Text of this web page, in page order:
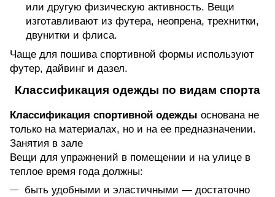
или другую физическую активность. Вещи
изготавливают из футера, неопрена, трехнитки,
двунитки и флиса.
Чаще для пошива спортивной формы используют
футер, дайвинг и дазел.
Классификация одежды по видам спорта
Классификация спортивной одежды основана не
только на материалах, но и на ее предназначении.
Занятия в зале
Вещи для упражнений в помещении и на улице в
теплое время года должны:
быть удобными и эластичными — достаточно